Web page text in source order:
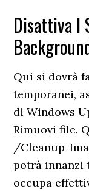
Disattiva I
Qui si dovrà
temporanei,
di Windows
Rimuovi file.
/Cleanup-
potrà innanzi
occupa